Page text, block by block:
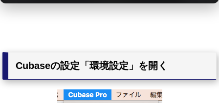
Cubaseの設定「環境設定」を開く